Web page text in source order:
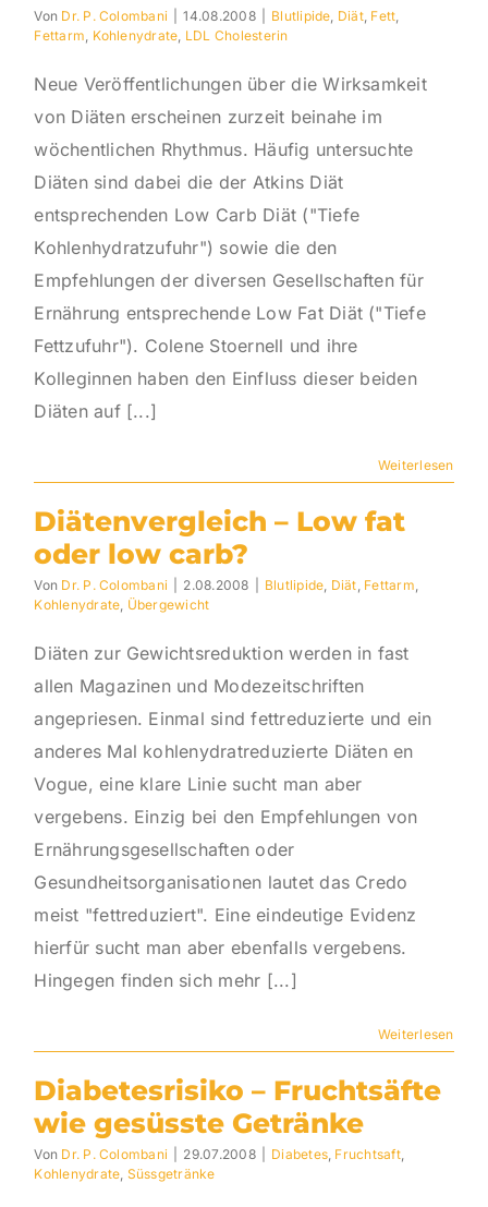
Von Dr. P. Colombani 14.08.2008 Blutlipide, Diät, Fett,
Fettarm, Kohlenydrate, LDL Cholesterin
Neue Veröffentlichungen über die Wirksamkeit
von Diäten erscheinen zurzeit beinahe im
wöchentlichen Rhythmus. Häufig untersuchte
Diäten sind dabei die der Atkins Diät
entsprechenden Low Carb Diät ("Tiefe
Kohlenhydratzufuhr") sowie die den
Empfehlungen der diversen Gesellschaften für
Ernährung entsprechende Low Fat Diät ("Tiefe
Fettzufuhr"). Colene Stoernell und ihre
Kolleginnen haben den Einfluss dieser beiden
Diäten auf [...]
Weiterlesen
Diätenvergleich – Low fat
oder low carb?
Von Dr. P. Colombani 2.08.2008 Blutlipide, Diät, Fettarm,
Kohlenydrate, Übergewicht
Diäten zur Gewichtsreduktion werden in fast
allen Magazinen und Modezeitschriften
angepriesen. Einmal sind fettreduzierte und ein
anderes Mal kohlenydratreduzierte Diäten en
Vogue, eine klare Linie sucht man aber
vergebens. Einzig bei den Empfehlungen von
Ernährungsgesellschaften oder
Gesundheitsorganisationen lautet das Credo
meist "fettreduziert". Eine eindeutige Evidenz
hierfür sucht man aber ebenfalls vergebens.
Hingegen finden sich mehr [...]
Weiterlesen
Diabetesrisiko – Fruchtsäfte
wie gesüsste Getränke
Von Dr. P. Colombani 29.07.2008 Diabetes, Fruchtsaft,
Kohlenydrate, Süssgetränke